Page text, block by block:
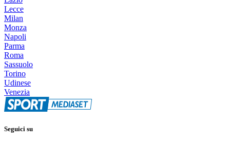
Lecce
Milan
Monza
Napoli
Parma
Roma
Sassuolo
Torino
Udinese
Venezia
Seguici su